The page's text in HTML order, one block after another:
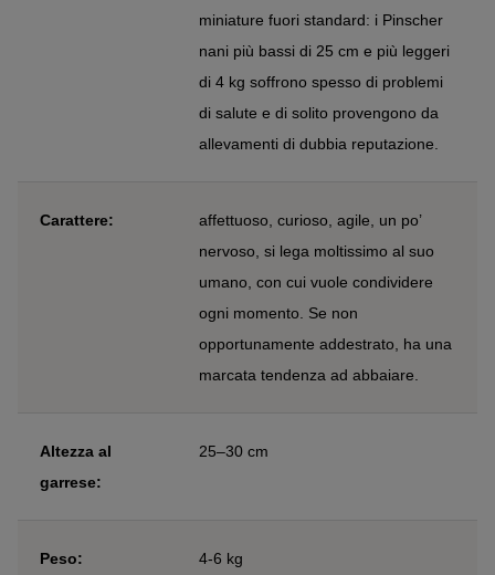
miniature fuori standard: i Pinscher
nani più bassi di 25 cm e più leggeri
di 4 kg soffrono spesso di problemi
di salute e di solito provengono da
allevamenti di dubbia reputazione.
Carattere:
affettuoso, curioso, agile, un po’
nervoso, si lega moltissimo al suo
umano, con cui vuole condividere
ogni momento. Se non
opportunamente addestrato, ha una
marcata tendenza ad abbaiare.
Altezza al
garrese:
25–30 cm
Peso: 4-6 kg